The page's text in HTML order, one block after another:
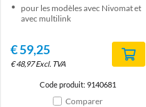
pour les modèles avec Nivomat et
avec multilink
€59,25
€48,97 Excl. TVA
Code produit: 9140681
Comparer